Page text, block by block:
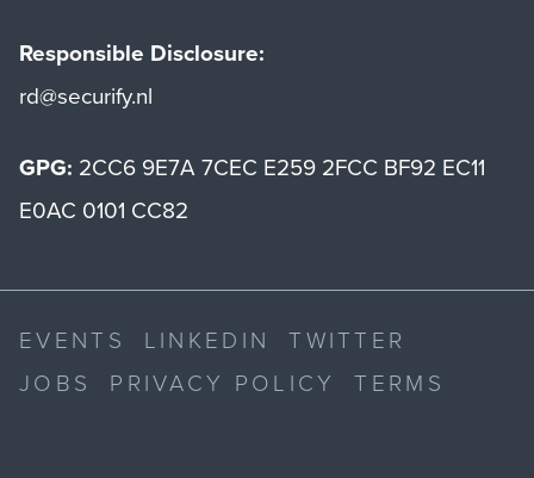
Responsible Disclosure:
rd@securify.nl
GPG: 2CC6 9E7A 7CEC E259 2FCC BF92 EC11
E0AC 0101 CC82
EVENTS LINKEDIN
TWITTER
JOBS
PRIVACY POLICY TERMS